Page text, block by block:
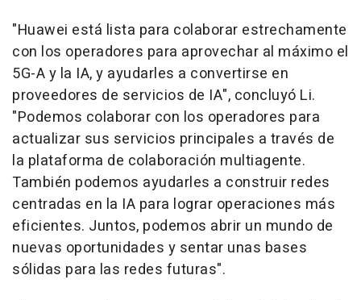
"Huawei está lista para colaborar estrechamente
con los operadores para aprovechar al máximo el
5G-A y la IA, y ayudarles a convertirse en
proveedores de servicios de IA", concluyó Li.
"Podemos colaborar con los operadores para
actualizar sus servicios principales a través de
la plataforma de colaboración multiagente.
También podemos ayudarles a construir redes
centradas en la IA para lograr operaciones más
eficientes. Juntos, podemos abrir un mundo de
nuevas oportunidades y sentar unas bases
sólidas para las redes futuras".